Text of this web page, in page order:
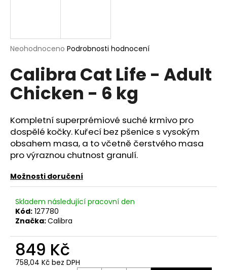
Průměrné
produktu
je
0,0
z
hvězdiček.
Neohodnoceno Podrobnosti hodnocení
Calibra Cat Life - Adult
Chicken - 6 kg
Kompletní superprémiové suché krmivo pro
dospělé kočky. Kuřecí bez pšenice s vysokým
obsahem masa, a to včetně čerstvého masa
pro výraznou chutnost granulí.
Možnosti doručení
Skladem následující pracovní den
Kód: 127780
Značka:Calibra
849 Kč
758,04 Kč bez DPH
í
t
?
HLEDAT
D
o
p
u
u
e